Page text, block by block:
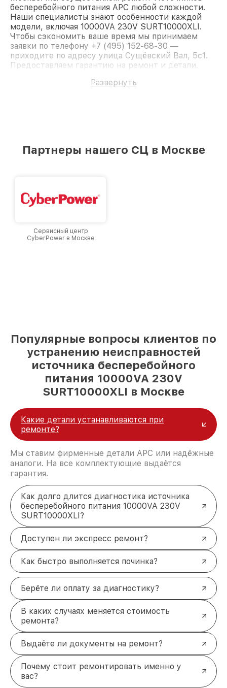
бесперебойного питания APC любой сложности.
Наши специалисты знают особенности каждой
модели, включая 10000VA 230V SURT10000XLI.
Чтобы сэкономить ваше время мы принимаем
заявки по телефону +7 (495) 152-68-30 —
приходите по адресу улица Сущёвский Вал, 5с1.
Предоставляем гарантию на ремонт и детали.
Развернуть
Партнеры нашего СЦ в Москве
Сервисный центр
CyberPower в Москве
Популярные вопросы клиентов по
устранению неисправностей
источника бесперебойного
питания 10000VA 230V
SURT10000XLI в Москве
Какие детали устанавливаются при
ремонте?
Мы ставим фирменные детали APC или надёжные
аналоги. На все комплектующие выдаётся
гарантия.
Как долго длится диагностика источника
бесперебойного питания 10000VA 230V
SURT10000XLI?
Доступен ли экспресс ремонт?
Как быстро выполняется починка?
Берёте ли оплату за диагностику?
В каких случаях меняется стоимость
ремонта?
Выдаёте ли документы на ремонт?
Почему стоит ремонтировать именно у
вас?